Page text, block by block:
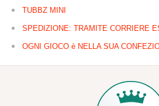
TUBBZ MINI
SPEDIZIONE: TRAMITE CORRIERE
OGNI GIOCO è NELLA SUA